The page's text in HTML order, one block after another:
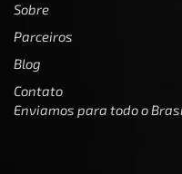
Sobre
Parceiros
Blog
Contato
Enviamos para todo o